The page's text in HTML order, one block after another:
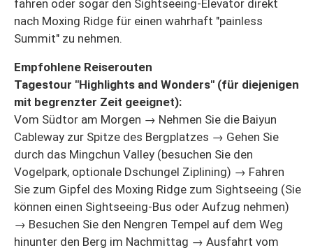
fahren oder sogar den Sightseeing-Elevator direkt
nach Moxing Ridge für einen wahrhaft "painless
Summit" zu nehmen.
Empfohlene Reiserouten
Tagestour "Highlights and Wonders" (für diejenigen
mit begrenzter Zeit geeignet):
Vom Südtor am Morgen → Nehmen Sie die Baiyun
Cableway zur Spitze des Bergplatzes → Gehen Sie
durch das Mingchun Valley (besuchen Sie den
Vogelpark, optionale Dschungel Ziplining) → Fahren
Sie zum Gipfel des Moxing Ridge zum Sightseeing (Sie
können einen Sightseeing-Bus oder Aufzug nehmen)
→ Besuchen Sie den Nengren Tempel auf dem Weg
hinunter den Berg im Nachmittag → Ausfahrt vom